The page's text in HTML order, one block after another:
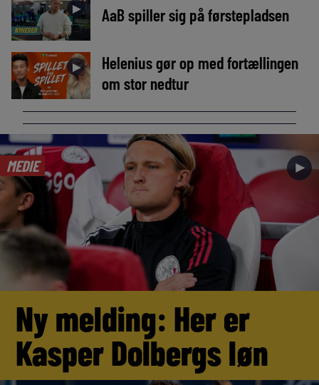
NYHEDER
► AaB spiller sig på førstepladsen
►
Helenius gør op med fortællingen
om stor nedtur
MEDIE ►
Ny melding: Her er
Kasper Dolbergs løn